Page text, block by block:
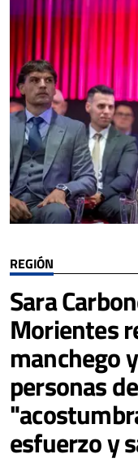
REGIÓN
Sara
Morientes
manchego
personas
esfuerzo y